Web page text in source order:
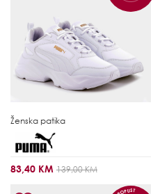
Ženska patika
83,40 KM 139,00 KM
POPUST